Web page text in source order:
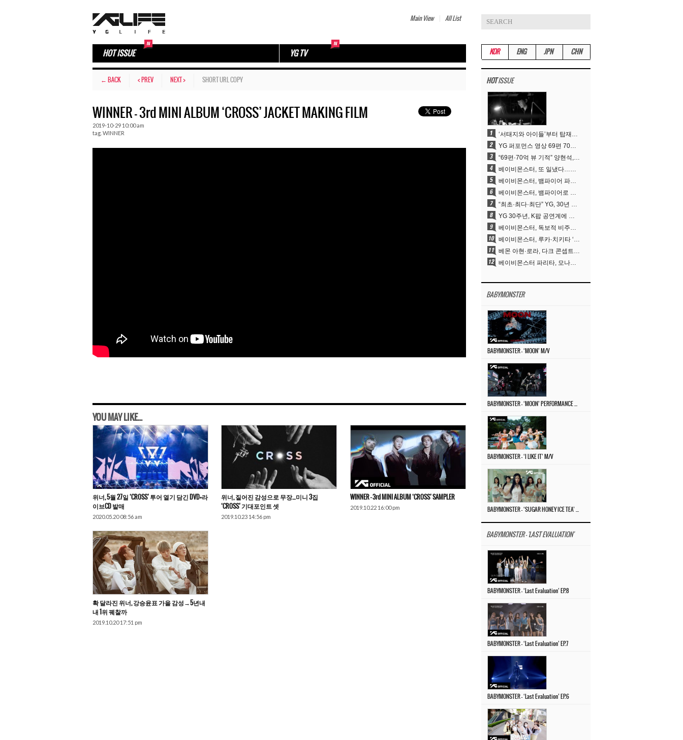
Main View All List
HOT ISSUE YG TV
← BACK < PREV NEXT > SHORT URL COPY
WINNER – 3rd MINI ALBUM ‘CROSS’ JACKET MAKING FILM
2019-10-29 10:00 am
tag. WINNER
YOU MAY LIKE...
위너, 5월 27일 ‘CROSS’ 투어 열기 담긴 DVD+라
이브CD 발매
2020.05.20 08:56 am
위너, 짙어진 감성으로 무장…미니 3집
‘CROSS’ 기대포인트 셋
2019.10.23 14:56 pm
WINNER – 3rd MINI ALBUM ‘CROSS’ SAMPLER
2019.10.22 16:00 pm
확 달라진 위너, 강승윤표 가을 감성→5년내
내 1위 꿰찰까
2019.10.20 17:51 pm
KOR ENG JPN CHN
HOTISSUE
‘서태지와 아이들’부터 탑재한 안무DNA…양현석, YG 퍼포먼스 비디오 70억 뷰 신화의 시작
YG 퍼포먼스 영상 69편 70억뷰…양현석 제작 철학 통했다
“69편·70억 뷰 기적” 양현석, YG 퍼포먼스 비디오 100% 직접 만든 이유
베이비몬스터, 또 일냈다…유튜브 월드와이드 1위
베이비몬스터, 뱀파이어 파격 변신..유튜브 트렌딩 1위 직행
베이비몬스터, 뱀파이어로 변신…‘MOON’으로 찍은 3개월 프로젝트
“최초·최다·최단” YG, 30년 뚝심이 빚어낸 K팝 투어의 새 지평
YG 30주년, K팝 공연계에 어떤 것을 남겼나
베이비몬스터, 독보적 비주얼과 압도적 소화력..’MOON’
베이비몬스터, 루카·치키타 ‘문’ 비주얼 공개…절제된 카리스마·유니크 비주얼
베몬 아현·로라, 다크 콘셉트 완벽 소화…’문’ 비주얼 포토 공개
베이비몬스터 파리타, 모나리자 눈썹도 완벽 소화‥아사와 강렬 아우라
BABYMONSTER
BABYMONSTER – ‘MOON’ M/V
BABYMONSTER – ‘I LIKE IT’ M/V
BABYMONSTER - 'LAST EVALUATION'
BABYMONSTER – ‘Last Evaluation’ EP.8
BABYMONSTER – ‘Last Evaluation’ EP.7
BABYMONSTER – ‘Last Evaluation’ EP.6